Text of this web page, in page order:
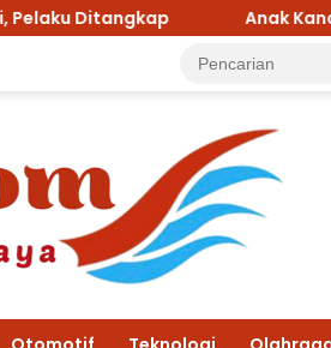
Anak Kandung Dipolisikan